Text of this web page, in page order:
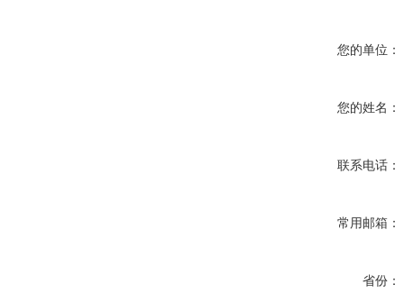
您的单位：
您的姓名：
联系电话：
常用邮箱：
省份：